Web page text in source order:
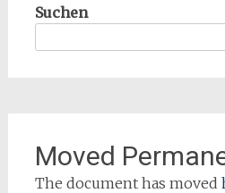
Suchen
Moved
The document has moved